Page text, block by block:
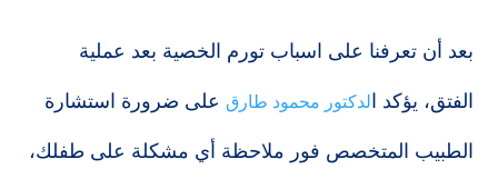
بعد أن تعرفنا على اسباب تورم الخصية بعد عملية
الفتق، يؤكد ا لدكتور محمود طارق على ضرورة استشارة
الطبيب المتخصص فور ملاحظة أي مشكلة على طفلك،